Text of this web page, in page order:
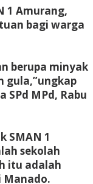
1 Amurang,
bagi warga
berupa minyak
gula,”ungkap
SPd MPd, Rabu
SMAN 1
sekolah
itu adalah
Manado.